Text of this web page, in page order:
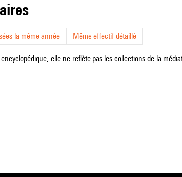
la même année Même effectif détaillé
elle ne reflète pas les collections de la